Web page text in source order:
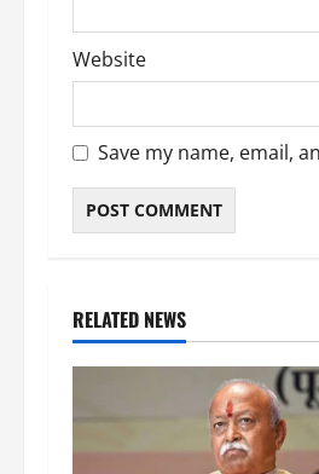
Website
Save my name, email,
RELATED NEWS